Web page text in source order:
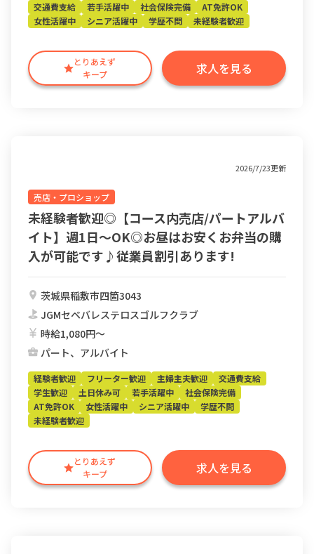
とりあえず
キープ
求人を見る
交通費支給
若手活躍中 社会保険完備
AT免許OK
女性活躍中
シニア活躍中 学歴不問 未経験者歓迎
2026/7/23更新
売店・プロショップ
未経験者歓迎◎【コース内売店/パートアルバ
イト】週1日〜OK◎お昼はお安くお弁当の購
入が可能です♪従業員割引あります!
茨城県稲敷市四箇3043
JGMセベバレステロスゴルフクラブ
時給1,080円〜
パート、アルバイト
とりあえず
キープ
求人を見る
経験者歓迎 フリーター歓迎 主婦主夫歓迎
交通費支給
学生歓迎
土日休み可 若手活躍中
社会保険完備
AT免許OK
女性活躍中 シニア活躍中
学歴不問
未経験者歓迎